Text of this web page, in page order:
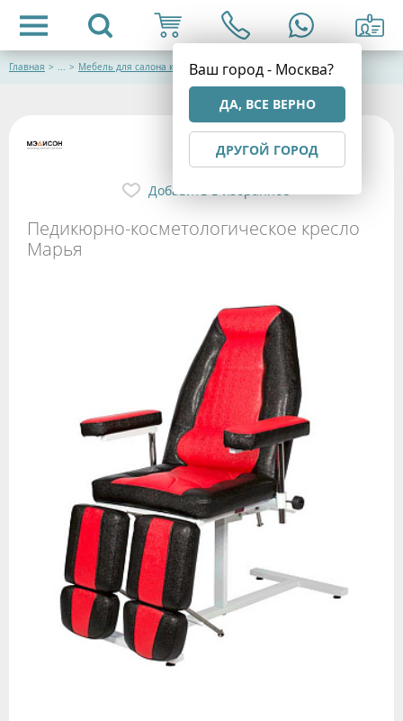
Ваш город - Москва?
ДА, ВСЕ ВЕРНО
ДРУГОЙ ГОРОД
Главная > ... > Мебель для салона красоты
Педикюрно-косметологическое кресло
Марья
Добавить в избранное